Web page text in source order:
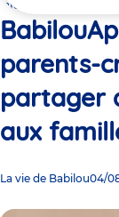
ici
informations aux
parents-
partager
aux
La vie de Babilou04/